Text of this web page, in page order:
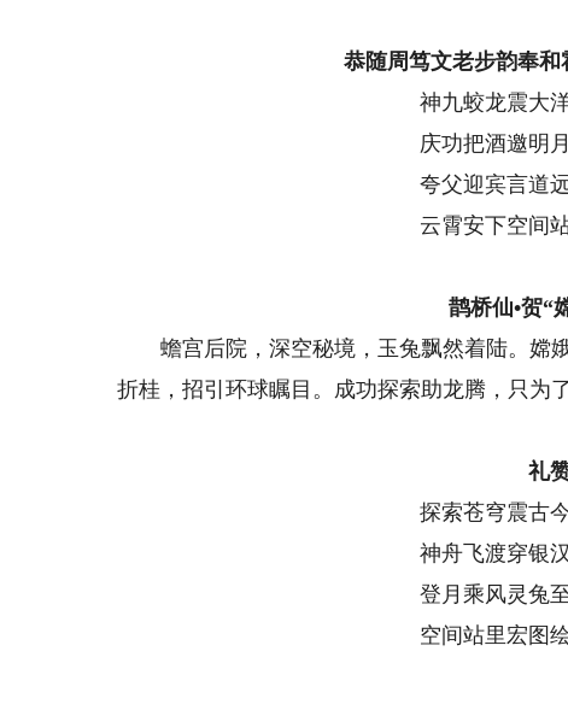
恭随周笃文老步韵奉和
神九蛟龙震大
庆功把酒邀明
夸父迎宾言道
云霄安下空间
鹊桥仙•贺“
蟾宫后院，深空秘境，玉兔飘然着陆。嫦
折桂，招引环球瞩目。成功探索助龙腾，只为
礼
探索苍穹震古
神舟飞渡穿银
登月乘风灵兔
空间站里宏图